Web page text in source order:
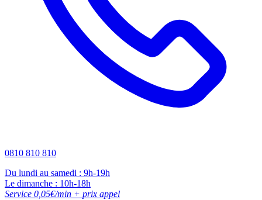
0810 810 810
Du lundi au samedi : 9h-19h
Le dimanche : 10h-18h
Service 0,05€/min + prix appel